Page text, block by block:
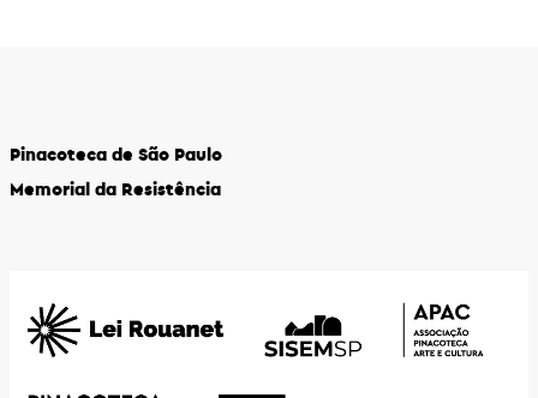
Pinacoteca de São Paulo
Memorial da Resistência